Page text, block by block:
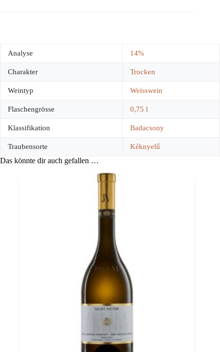
Analyse 14%
Charakter Trocken
Weintyp Weisswein
Flaschengrösse 0,75 l
Klassifikation Badacsony
Traubensorte Kéknyelű
Das könnte dir auch gefallen …